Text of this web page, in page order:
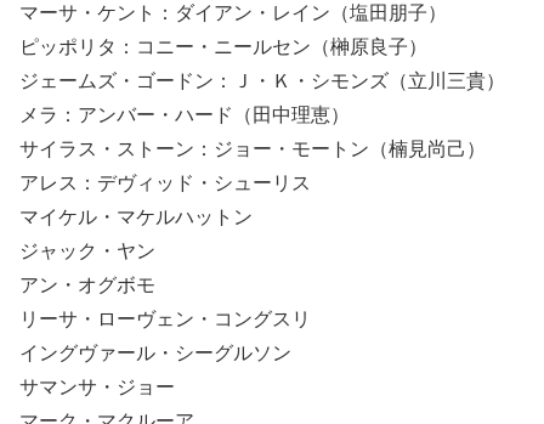
マーサ・ケント：ダイアン・レイン（塩田朋子）
ピッポリタ：コニー・ニールセン（榊原良子）
ジェームズ・ゴードン：Ｊ・Ｋ・シモンズ（立川三貴）
メラ：アンバー・ハード（田中理恵）
サイラス・ストーン：ジョー・モートン（楠見尚己）
アレス：デヴィッド・シューリス
マイケル・マケルハットン
ジャック・ヤン
アン・オグボモ
リーサ・ローヴェン・コングスリ
イングヴァール・シーグルソン
サマンサ・ジョー